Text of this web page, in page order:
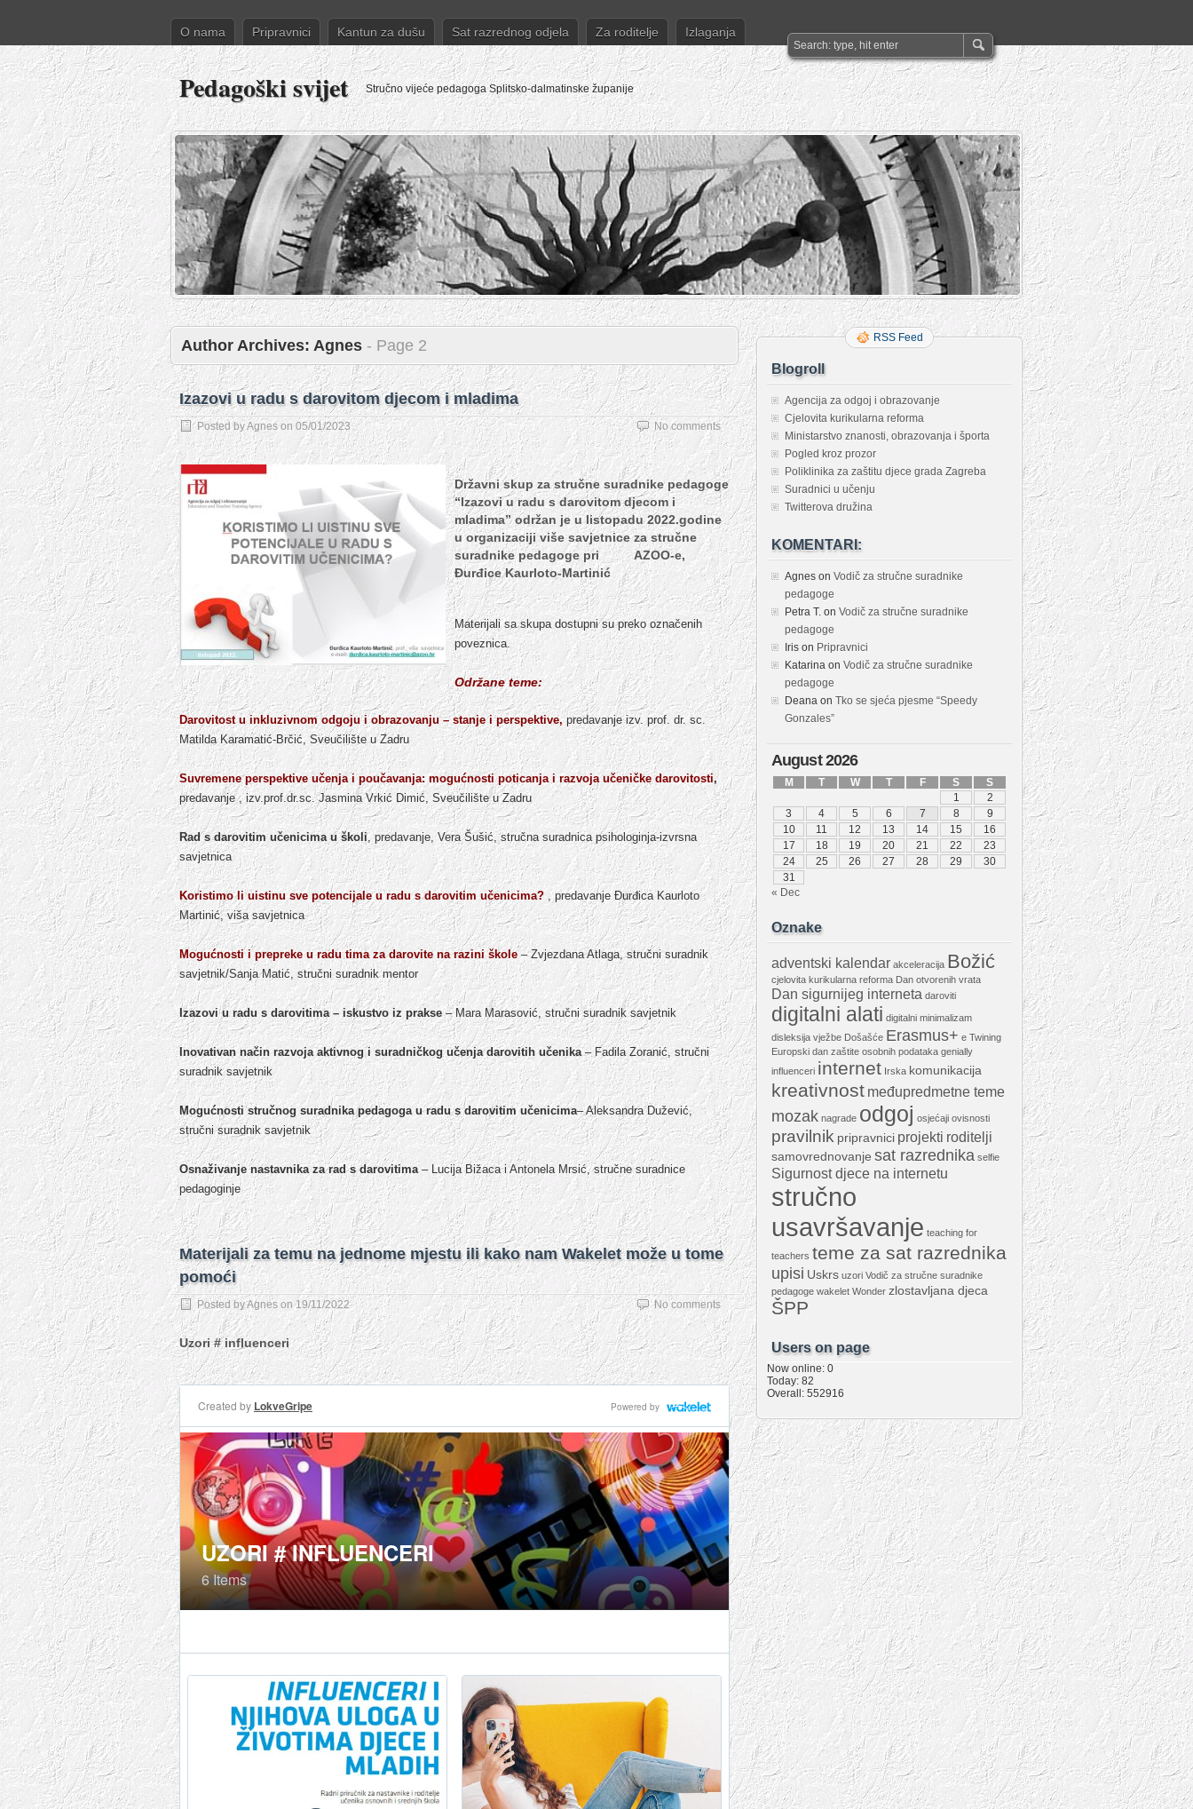
O nama Pripravnici Kantun za dušu Sat razrednog odjela Za roditelje Izlaganja
Pedagoški svijet Stručno vijeće pedagoga Splitsko-dalmatinske županije
Author Archives: Agnes - Page 2
Izazovi u radu s darovitom djecom i mladima
Posted byAgneson 05/01/2023 No comments
Državni skup za stručne suradnike pedagoge
“Izazovi u radu s darovitom djecom i
mladima” održan je u listopadu 2022.godine
u organizaciji više savjetnice za stručne
suradnike pedagoge pri AZOO-e,
Đurđice Kaurloto-Martinić
Materijali sa skupa dostupni su preko označenih
poveznica.
Održane teme:
Darovitost u inkluzivnom odgoju i obrazovanju – stanje i perspektive,predavanje izv. prof. dr. sc.
Matilda Karamatić-Brčić, Sveučilište u Zadru
Suvremene perspektive učenja i poučavanja: mogućnosti poticanja i razvoja učeničke darovitosti,
predavanje , izv.prof.dr.sc. Jasmina Vrkić Dimić, Sveučilište u Zadru
Rad s darovitim učenicima u školi, predavanje, Vera Šušić, stručna suradnica psihologinja-izvrsna
savjetnica
Koristimo li uistinu sve potencijale u radu s darovitim učenicima?, predavanje Đurđica Kaurloto
Martinić, viša savjetnica
Mogućnosti i prepreke u radu tima za darovite na razini škole– Zvjezdana Atlaga, stručni suradnik
savjetnik/Sanja Matić, stručni suradnik mentor
Izazovi u radu s darovitima – iskustvo iz prakse– Mara Marasović, stručni suradnik savjetnik
Inovativan način razvoja aktivnog i suradničkog učenja darovitih učenika– Fadila Zoranić, stručni
suradnik savjetnik
Mogućnosti stručnog suradnika pedagoga u radu s darovitim učenicima– Aleksandra Dužević,
stručni suradnik savjetnik
Osnaživanje nastavnika za rad s darovitima– Lucija Bižaca i Antonela Mrsić, stručne suradnice
pedagoginje
Materijali za temu na jednome mjestu ili kako nam Wakelet može u tome
pomoći
Posted byAgnes on19/11/2022 No comments
Uzori # influenceri
RSS Feed
Blogroll
Agencija za odgoj i obrazovanje
Cjelovita kurikularna reforma
Ministarstvo znanosti, obrazovanja i športa
Pogled kroz prozor
Poliklinika za zaštitu djece grada Zagreba
Suradnici u učenju
Twitterova družina
KOMENTARI:
Agnes on Vodič za stručne suradnike
pedagoge
Petra T. on Vodič za stručne suradnike
pedagoge
Iris on Pripravnici
Katarina on Vodič za stručne suradnike
pedagoge
Deana on Tko se sjeća pjesme “Speedy
Gonzales”
August 2026
M T W T F S
S
1
2
3
4 5 6 7 8
9
10
11 12 13 14 15
16
17
18 19 20 21 22
23
24
25 26 27 28 29
30
31
« Dec
Oznake
adventski kalendar akceleracija Božić
cjelovita kurikularna reforma Dan otvorenih vrata
Dan sigurnijeg interneta daroviti
digitalni alati digitalni minimalizam
disleksija vježbe Došašće Erasmus+ e Twining
Europski dan zaštite osobnih podataka genially
influenceri internet Irska komunikacija
kreativnost međupredmetne teme
mozak nagrade odgoj osjećaji ovisnosti
pravilnik pripravnici projekti roditelji
samovrednovanje sat razrednika selfie
Sigurnost djece na internetu
stručno
usavršavanje teaching for
teachers teme za sat razrednika
upisi Uskrs uzori Vodič za stručne suradnike
pedagoge wakelet Wonder zlostavljana djeca
ŠPP
Users on page
Now online: 0
Today: 82
Overall: 552916